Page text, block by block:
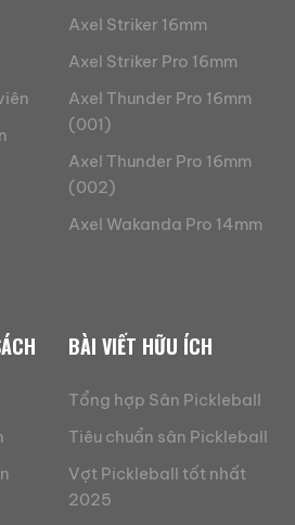
Axel Striker 16mm
Axel Striker Pro 16mm
Axel Thunder Pro 16mm
(001)
Axel Thunder Pro 16mm
(002)
Axel Wakanda Pro 14mm
BÀI VIẾT HỮU ÍCH
Tổng hợp Sân Pickleball
Tiêu chuẩn sân Pickleball
Vợt Pickleball tốt nhất
2025